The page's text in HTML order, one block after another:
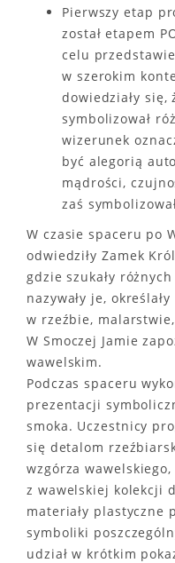
Pierwszy etap
został etapem
celu
w szerokim
dowiedziały
symbolizował
wizerunek
być alegorią
mądrości,
zaś
W czasie spaceru po
odwiedziły Zamek
gdzie szukały
nazywały je,
w rzeźbie,
W Smoczej Jamie
wawelskim.
Podczas spaceru
prezentacji
smoka. Uczestnicy
się detalom
wzgórza
z wawelskiej kolekcji
materiały plastyczne
symboliki
udział w krótkim